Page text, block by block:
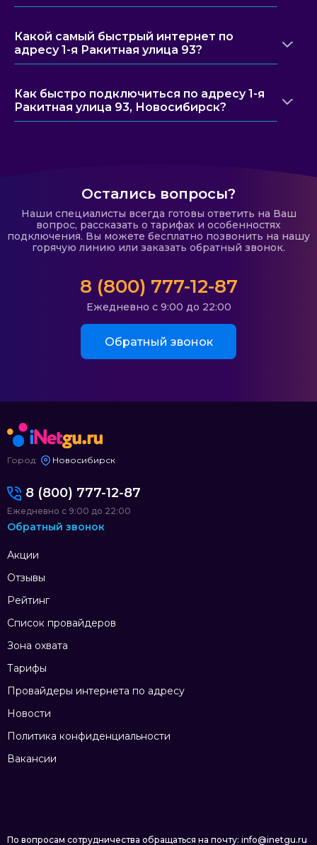
Какой самый быстрый интернет по
адресу 1-я Ракитная улица 93?
Как быстро подключиться по адресу 1-я
Ракитная улица 93, Новосибирск?
Остались вопросы?
Наши специалисты всегда готовы ответить на Ваш
вопрос, рассказать о тарифах и особенностях
подключения. Вы можете бесплатно позвонить на нашу
горячую линию или заказать обратный звонок.
8 (800) 777-12-87
Ежедневно с 9:00 до 22:00
Обратный звонок
Город: Новосибирск
Акции
Отзывы
Рейтинг
Список провайдеров
Зона охвата
Тарифы
Провайдеры интернета по адресу
Новости
Политика конфиденциальности
Вакансии
8 (800) 777-12-87
Ежедневно с 9:00 до 22:00
Обратный звонок
По вопросам сотрудничества обращаться на почту: info@inetgu.ru